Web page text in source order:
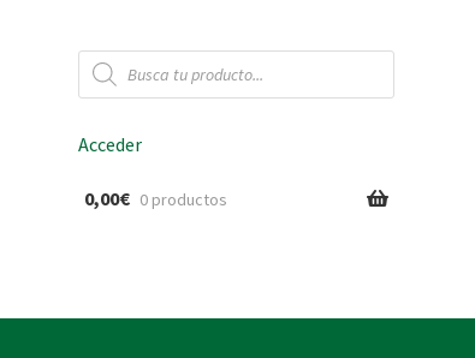
Búsqueda
de
productos
Acceder
0,00€ 0 productos